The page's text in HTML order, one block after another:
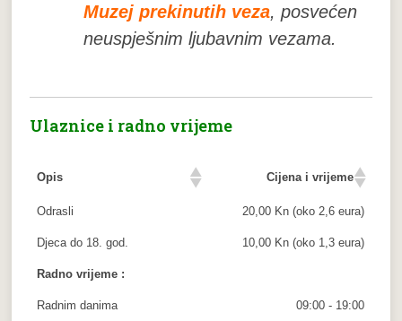
Muzej prekinutih veza, posvećen
neuspješnim ljubavnim vezama.
Ulaznice i radno vrijeme
Opis Cijena i vrijeme
Odrasli 20,00 Kn (oko 2,6 eura)
Djeca do 18. god. 10,00 Kn (oko 1,3 eura)
Radno vrijeme :
Radnim danima 09:00 - 19:00